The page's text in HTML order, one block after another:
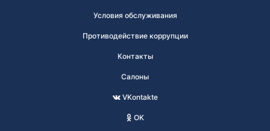
Условия обслуживания
Противодействие коррупции
Контакты
Салоны
VKontakte
OK